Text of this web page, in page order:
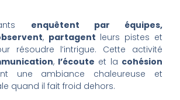
enquêtent par équipes,
, partagent leurs pistes et
résoudre l’intrigue. Cette activité
, l’écoute et la cohésion
une ambiance chaleureuse et
quand il fait froid dehors.